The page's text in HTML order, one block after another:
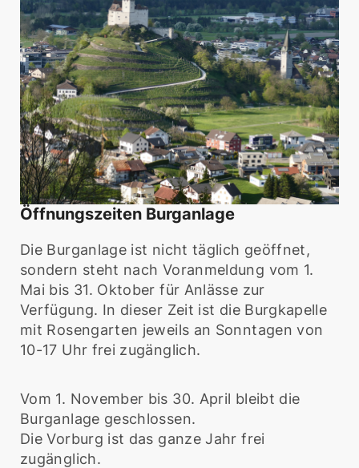
Öffnungszeiten Burganlage
Die Burganlage ist nicht täglich geöffnet,
sondern steht nach Voranmeldung vom 1.
Mai bis 31. Oktober für Anlässe zur
Verfügung. In dieser Zeit ist die Burgkapelle
mit Rosengarten jeweils an Sonntagen von
10-17 Uhr frei zugänglich.
Vom 1. November bis 30. April bleibt die
Burganlage geschlossen.
Die Vorburg ist das ganze Jahr frei
zugänglich.